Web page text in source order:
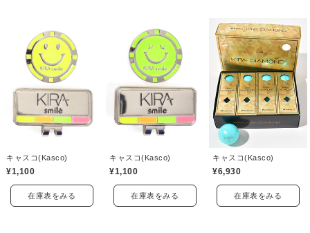
キャスコ(Kasco)
¥1,100
在庫表をみる
キャスコ(Kasco)
¥1,100
在庫表をみる
キャスコ(Kasco)
¥6,930
在庫表をみる